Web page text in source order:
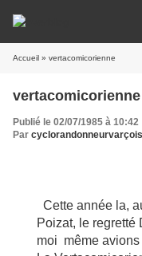
Accueil » vertacomicorienne
vertacomicorienne
Publié le 02/07/1985 à 10:42
Par cyclorandonneurvarçois
Cette année la,
Poizat, le
moi même